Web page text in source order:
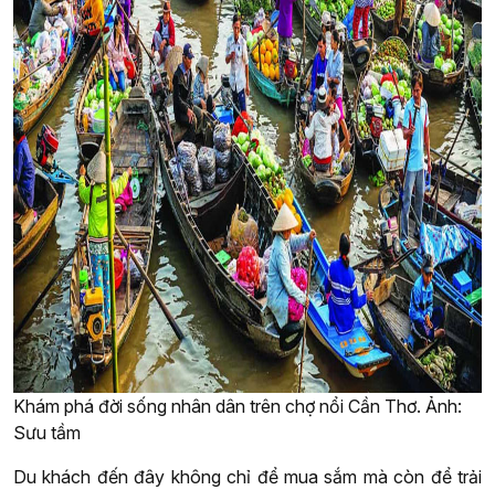
Khám phá đời sống nhân dân trên chợ nổi Cần Thơ. Ảnh:
Sưu tầm
Du khách đến đây không chỉ để mua sắm mà còn để trải